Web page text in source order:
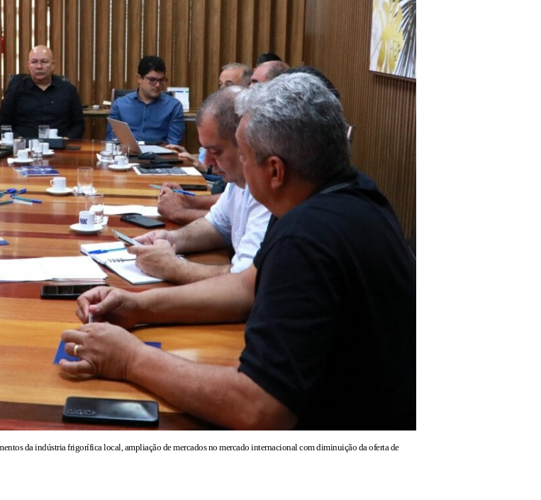
da indústria frigorífica local, ampliação de mercados no mercado internacional com diminuição da oferta de